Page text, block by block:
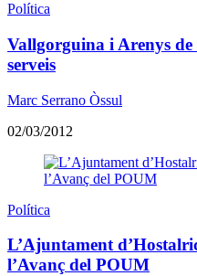
Política
Vallgorguina i Arenys
serveis
Marc Serrano Òssul
02/03/2012
Política
L’Ajuntament
l’Avanç del POUM